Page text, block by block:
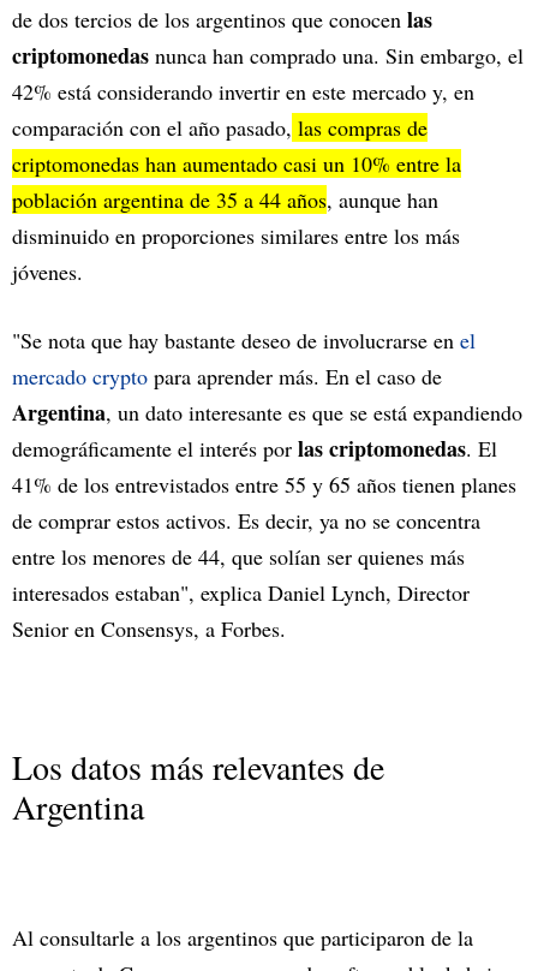
de dos tercios de los argentinos que conocen las
criptomonedas nunca han comprado una. Sin embargo, el
42% está considerando invertir en este mercado y, en
comparación con el año pasado, las compras de
criptomonedas han aumentado casi un 10% entre la
población argentina de 35 a 44 años, aunque han
disminuido en proporciones similares entre los más
jóvenes.
"Se nota que hay bastante deseo de involucrarse en el
mercado crypto para aprender más. En el caso de
Argentina, un dato interesante es que se está expandiendo
demográficamente el interés por las criptomonedas. El
41% de los entrevistados entre 55 y 65 años tienen planes
de comprar estos activos. Es decir, ya no se concentra
entre los menores de 44, que solían ser quienes más
interesados estaban", explica Daniel Lynch, Director
Senior en Consensys, a Forbes.
Los datos más relevantes de
Argentina
Al consultarle a los argentinos que participaron de la